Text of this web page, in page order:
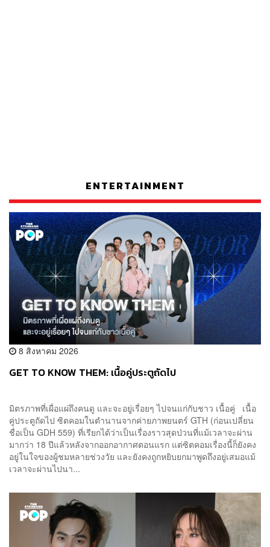
ENTERTAINMENT
8 สิงหาคม 2026
GET TO KNOW THEM: เนื้อคู่ประตูถัดไป
มิตรภาพที่เผื่อแผ่ถึงคนดู และจะอยู่เรื่อยๆ ไปจนแก่กับชาว เนื้อคู่ เนื้อ
คู่ประตูถัดไป ซิตคอมในตำนานจากค่ายภาพยนตร์ GTH (ก่อนเปลี่ยน
ชื่อเป็น GDH 559) ที่เรียกได้ว่าเป็นเรื่องราวสุดป่วนที่แม้เวลาจะผ่าน
มากว่า 18 ปีแล้วหลังจากออกอากาศตอนแรก แต่ซิตคอมเรื่องนี้ก็ยังคง
อยู่ในใจของผู้ชมหลายช่วงวัย และยังคงถูกหยิบยกมาพูดถึงอยู่เสมอแม้
เวลาจะผ่านไปนา...